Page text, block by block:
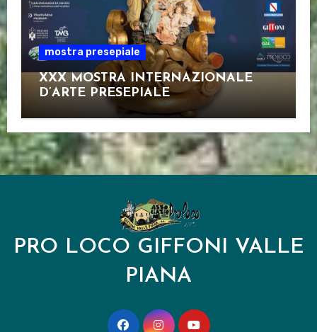
mostra presepiale
XXX MOSTRA INTERNAZIONALE
D’ARTE PRESEPIALE
PRO LOCO GIFFONI VALLE
PIANA